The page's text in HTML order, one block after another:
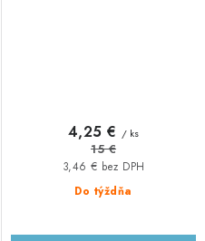
Do týždňa
3,46 € bez DPH
4,25 € / ks
15 €